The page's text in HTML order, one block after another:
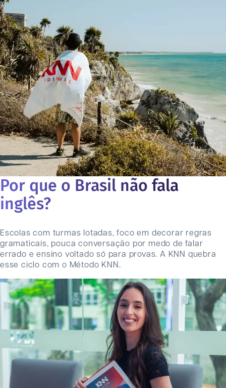
Por que o Brasil não fala
inglês?
Escolas com turmas lotadas, foco em decorar regras
gramaticais, pouca conversação por medo de falar
errado e ensino voltado só para provas. A KNN quebra
esse ciclo com o Método KNN.